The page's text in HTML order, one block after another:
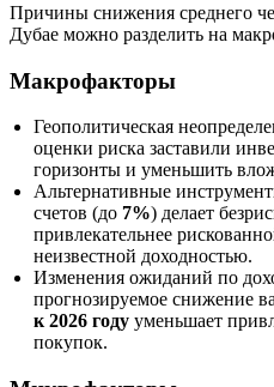
Причины снижения среднего
Дубае можно разделить на
Макрофакторы
Геополитическая
оценки риска заставили
горизонты и уменьшить
Альтернативные
счетов (до 7%) делает
привлекательнее
неизвестной доходностью.
Изменения ожиданий по
прогнозируемое снижение
к 2026 году уменьшает
покупок.